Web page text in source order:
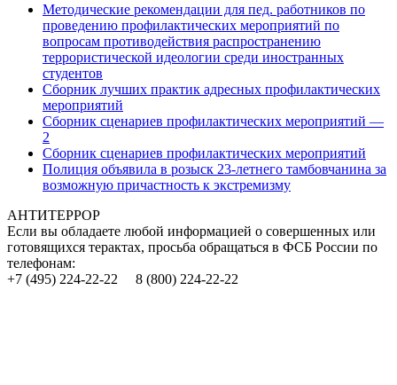
Методические рекомендации для пед. работников по
проведению профилактических мероприятий по
вопросам противодействия распространению
террористической идеологии среди иностранных
студентов
Сборник лучших практик адресных профилактических
мероприятий
Сборник сценариев профилактических мероприятий —
2
Сборник сценариев профилактических мероприятий
Полиция объявила в розыск 23-летнего тамбовчанина за
возможную причастность к экстремизму
АНТИТЕРРОР
Если вы обладаете любой информацией о совершенных или
готовящихся терактах, просьба обращаться в ФСБ России по
телефонам:
+7 (495) 224-22-22 8 (800) 224-22-22